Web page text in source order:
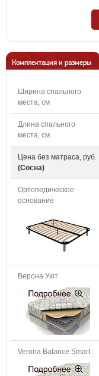
Комплектация и размеры
Ширина спального
места, см
Длина спального
места, см
Цена без матраса, руб.
(Сосна)
Ортопедическое
основание
Верона Уют
Verona Balance Smart